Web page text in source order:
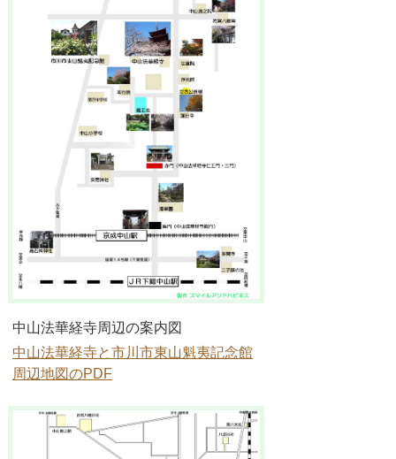
中山法華経寺周辺の案内図
中山法華経寺と市川市東山魁夷記念館
周辺地図のPDF